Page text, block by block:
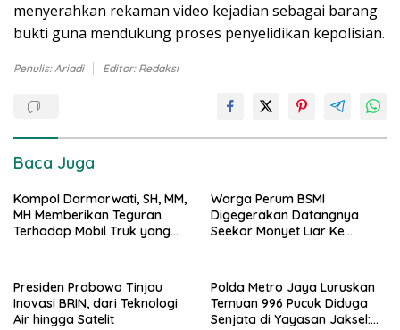
menyerahkan rekaman video kejadian sebagai barang
bukti guna mendukung proses penyelidikan kepolisian.
Penulis: Ariadi Editor: Redaksi
Baca Juga
Kompol Darmarwati, SH, MM,
MH Memberikan Teguran
Terhadap Mobil Truk yang
Warga Perum BSMI
Digegerakan Datangnya
Seekor Monyet Liar Ke
Presiden Prabowo Tinjau
Inovasi BRIN, dari Teknologi
Air hingga Satelit
Polda Metro Jaya Luruskan
Temuan 996 Pucuk Diduga
Senjata di Yayasan Jaksel: